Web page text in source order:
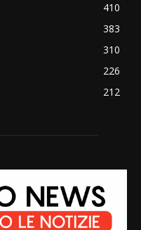
410
383
310
226
212